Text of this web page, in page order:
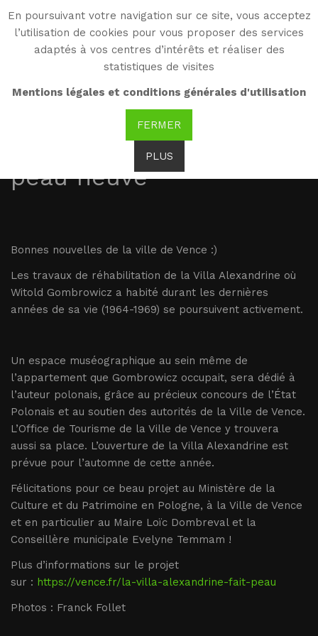
En poursuivant votre navigation sur ce site, vous acceptez
l’utilisation de cookies pour vous proposer des services
adaptés à vos centres d’intérêts et réaliser des
statistiques de visites
Mentions légales et conditions générales d'utilisation
FERMER
PLUS
WG
Witold Gombrowicz
01.02.2017 : La Villa
Alexandrine où habitait
Witold Gombrowicz fait
peau neuve
Bonnes nouvelles de la ville de Vence :)
Les travaux de réhabilitation de la Villa Alexandrine où
Witold Gombrowicz a habité durant les dernières
années de sa vie (1964-1969) se poursuivent activement.
Un espace muséographique au sein même de
l’appartement que Gombrowicz occupait, sera dédié à
l’auteur polonais, grâce au précieux concours de l’État
Polonais et au soutien des autorités de la Ville de Vence.
L’Office de Tourisme de la Ville de Vence y trouvera
aussi sa place. L’ouverture de la Villa Alexandrine est
prévue pour l’automne de cette année.
Félicitations pour ce beau projet au Ministère de la
Culture et du Patrimoine en Pologne, à la Ville de Vence
et en particulier au Maire Loïc Dombreval et la
Conseillère municipale Evelyne Temmam !
Plus d’informations sur le projet
sur : https://vence.fr/la-villa-alexandrine-fait-peau
Photos : Franck Follet